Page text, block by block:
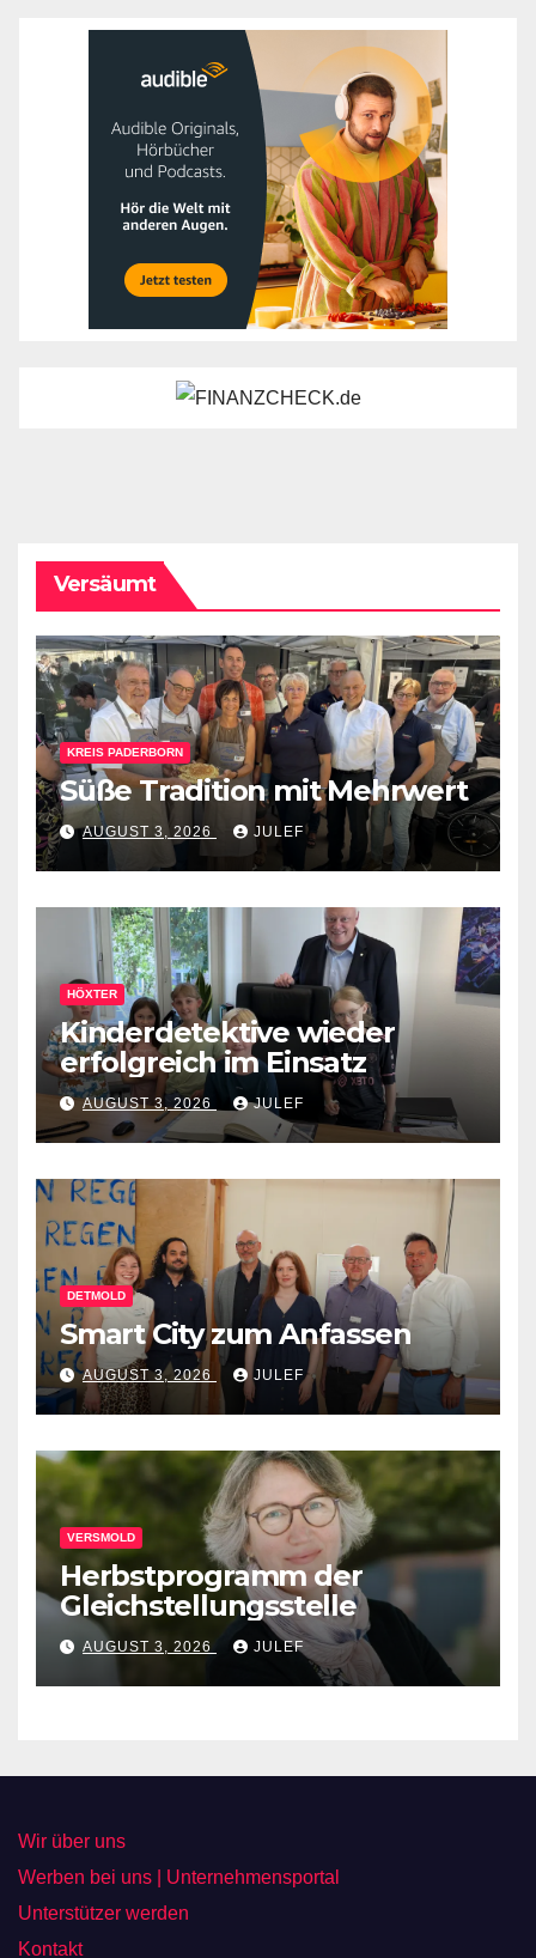
Versäumt
KREIS PADERBORN
Süße Tradition mit Mehrwert
AUGUST 3, 2026 JULEF
HÖXTER
Kinderdetektive wieder
erfolgreich im Einsatz
AUGUST 3, 2026 JULEF
DETMOLD
Smart City zum Anfassen
AUGUST 3, 2026 JULEF
VERSMOLD
Herbstprogramm der
Gleichstellungsstelle
AUGUST 3, 2026 JULEF
Wir über uns
Werben bei uns | Unternehmensportal
Unterstützer werden
Kontakt